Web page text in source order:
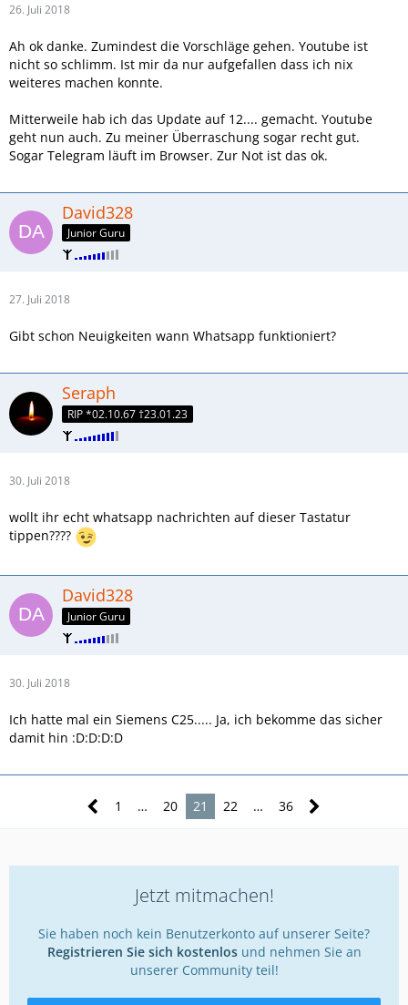
26. Juli 2018
Ah ok danke. Zumindest die Vorschläge gehen. Youtube ist
nicht so schlimm. Ist mir da nur aufgefallen dass ich nix
weiteres machen konnte.
Mitterweile hab ich das Update auf 12.... gemacht. Youtube
geht nun auch. Zu meiner Überraschung sogar recht gut.
Sogar Telegram läuft im Browser. Zur Not ist das ok.
David328
Junior Guru
27. Juli 2018
Gibt schon Neuigkeiten wann Whatsapp funktioniert?
Seraph
RIP *02.10.67 †23.01.23
30. Juli 2018
wollt ihr echt whatsapp nachrichten auf dieser Tastatur
tippen????
David328
Junior Guru
30. Juli 2018
Ich hatte mal ein Siemens C25..... Ja, ich bekomme das sicher
damit hin :D:D:D:D
1 … 20 21 22 … 36
Jetzt mitmachen!
Sie haben noch kein Benutzerkonto auf unserer Seite?
Registrieren Sie sich kostenlosund nehmen Sie an
unserer Community teil!